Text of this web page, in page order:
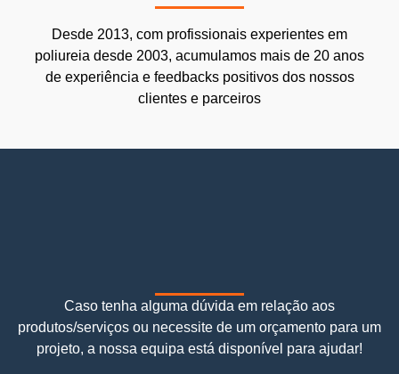
Desde 2013, com profissionais experientes em
poliureia desde 2003, acumulamos mais de 20 anos
de experiência e feedbacks positivos dos nossos
clientes e parceiros
Caso tenha alguma dúvida em relação aos
produtos/serviços ou necessite de um orçamento para um
projeto, a nossa equipa está disponível para ajudar!